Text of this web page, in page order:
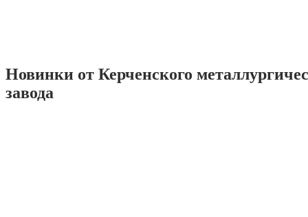
Новинки от Керченского
завода